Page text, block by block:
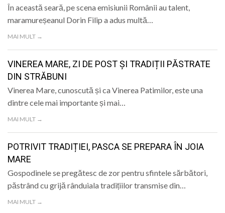
În această seară, pe scena emisiunii Românii au talent,
maramureșeanul Dorin Filip a adus multă…
MAI MULT →
VINEREA MARE, ZI DE POST ȘI TRADIȚII PĂSTRATE
DIN STRĂBUNI
Vinerea Mare, cunoscută și ca Vinerea Patimilor, este una
dintre cele mai importante și mai…
MAI MULT →
POTRIVIT TRADIȚIEI, PASCA SE PREPARA ÎN JOIA
MARE
Gospodinele se pregătesc de zor pentru sfintele sărbători,
păstrând cu grijă rânduiala tradițiilor transmise din…
MAI MULT →